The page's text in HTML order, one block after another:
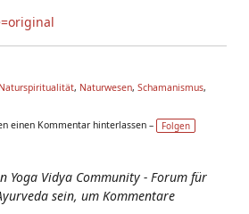
Naturspiritualität, Naturwesen, Schamanismus,
einen Kommentar hinterlassen –
Folgen
Yoga Vidya Community - Forum für
sein, um Kommentare